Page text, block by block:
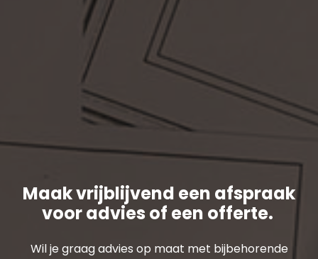
Maak vrijblijvend een afspraak
voor advies of een offerte.
Wil je graag advies op maat met bijbehorende